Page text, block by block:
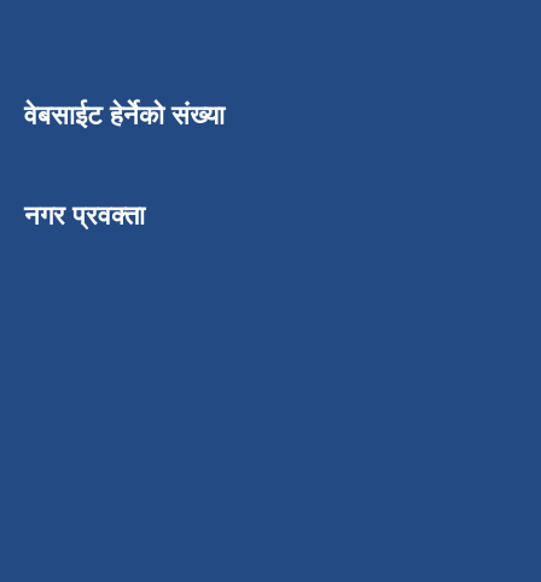
वेबसाईट हेर्नेको संख्या
नगर प्रवक्ता